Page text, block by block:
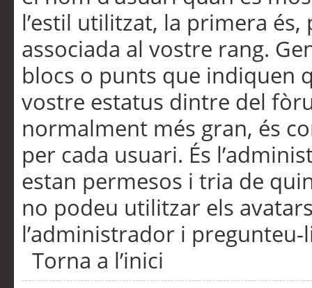
l’estil utilitzat, la primera
associada al vostre rang.
blocs o punts que indiquen
vostre estatus dintre del
normalment més gran, és
per cada usuari. És
estan permesos i tria de
no podeu utilitzar els
l’administrador i pregunteu-
Torna a l’inici